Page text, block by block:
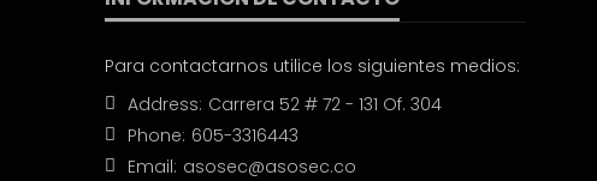
Para contactarnos utilice los siguientes medios:
Address: Carrera 52 # 72 - 131 Of. 304
Phone: 605-3316443
Email: asosec@asosec.co